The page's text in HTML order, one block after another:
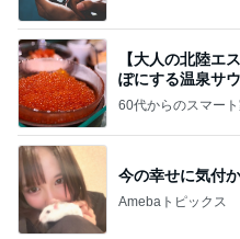
【大人の北陸エ
ぽにする温泉サ
60代からのスマー
今の幸せに気付
Amebaトピックス